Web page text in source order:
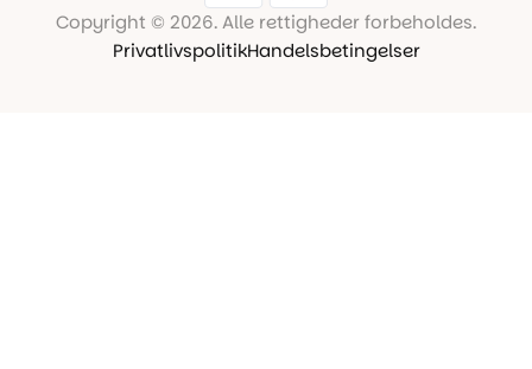
Copyright © 2026. Alle rettigheder forbeholdes.
PrivatlivspolitikHandelsbetingelser